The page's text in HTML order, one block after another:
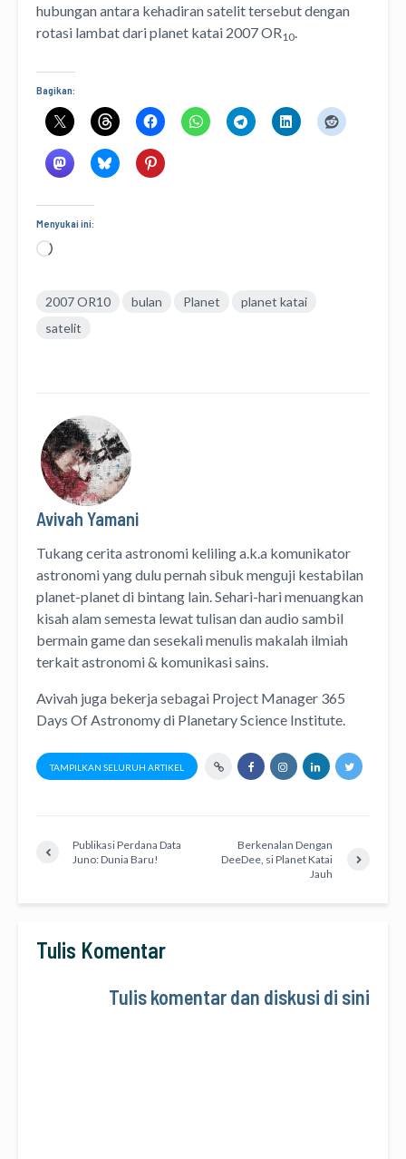
hubungan antara kehadiran satelit tersebut dengan
rotasi lambat dari planet katai 2007 OR10
Bagikan:
Menyukai ini:
Memuat...
2007 OR10 bulan Planet
planet katai
satelit
Avivah Yamani
Tukang cerita astronomi kelilinga.k.a komunikator
astronomiyang dulu pernah sibuk menguji kestabilan
planet-planet di bintang lain. Sehari-hari menuangkan
kisah alam semesta lewattulisandanaudio sambil
bermain game dan sesekali menulis makalah ilmiah
terkait astronomi & komunikasi sains.
Avivah juga bekerja sebagai Project Manager 365
Days Of Astronomydi Planetary Science Institute
TAMPILKAN SELURUH ARTIKEL
Publikasi Perdana Data
Juno: Dunia Baru!
Berkenalan Dengan
DeeDee, si Planet Katai
Jauh
Tulis Komentar
Tulis komentar dan diskusi di sini